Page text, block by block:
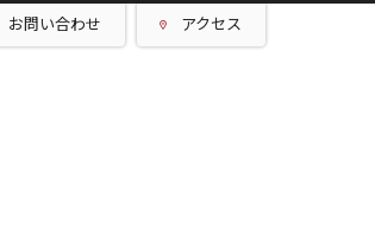
お問い合わせ アクセス